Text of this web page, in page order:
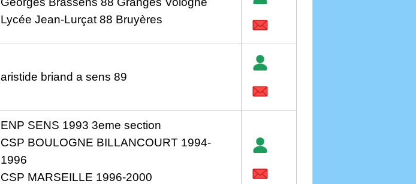
Lycée Jean-Lurçat 88 Bruyères
aristide briand a sens 89
ENP SENS 1993 3eme section
CSP BOULOGNE BILLANCOURT 1994-
1996
CSP MARSEILLE 1996-2000